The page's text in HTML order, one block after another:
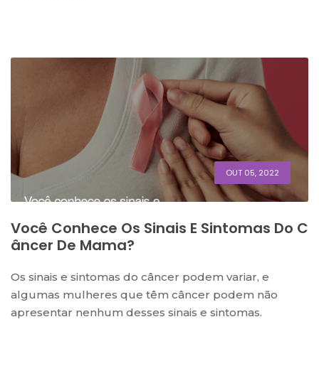
OUT 05, 2022
Você Conhece Os Sinais E Sintomas Do C
Âncer De Mama?
Os sinais e sintomas do câncer podem variar, e
algumas mulheres que têm câncer podem não
apresentar nenhum desses sinais e sintomas.